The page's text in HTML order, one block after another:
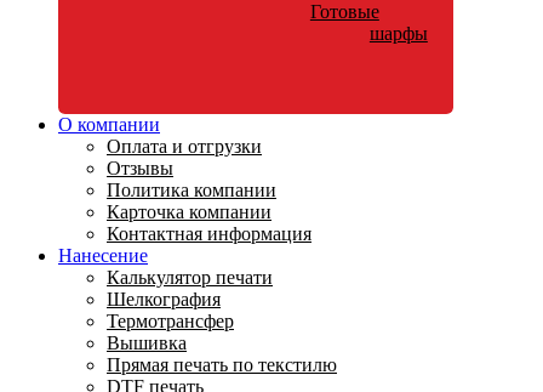
Готовые
шарфы
О компании
Оплата и отгрузки
Отзывы
Политика компании
Карточка компании
Контактная информация
Нанесение
Калькулятор печати
Шелкография
Термотрансфер
Вышивка
Прямая печать по текстилю
DTF печать